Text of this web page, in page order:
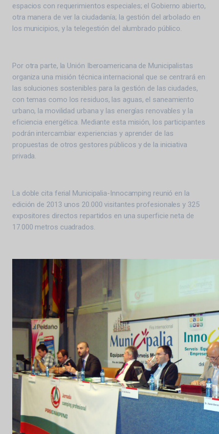
espacios con requerimientos especiales; el Gobierno abierto,
otra manera de ver la ciudadanía; la gestión del arbolado en
los municipios, y la telegestión del alumbrado público.
Por otra parte, la Unión Iberoamericana de Municipalistas
organiza una misión técnica internacional que se centrará en
las soluciones sostenibles para la gestión de las ciudades,
con temas como los residuos, las aguas, el saneamiento
urbano, la movilidad urbana y las energías renovables y la
eficiencia energética. Mediante esta misión, los participantes
podrán intercambiar experiencias y aprender de las
propuestas de otros gestores públicos y de la iniciativa
privada.
La doble cita ferial Municipalia-Innocamping reunió en la
edición de 2013 unos 20.000 visitantes profesionales y 325
expositores directos repartidos en una superficie neta de
17.000 metros cuadrados.